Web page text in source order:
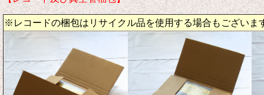
※レコードの梱包はリサイクル品を使用する場合もございま